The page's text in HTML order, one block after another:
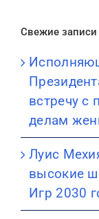
Свежие записи
встречу с
делам
Луис
высокие
Игр 2030